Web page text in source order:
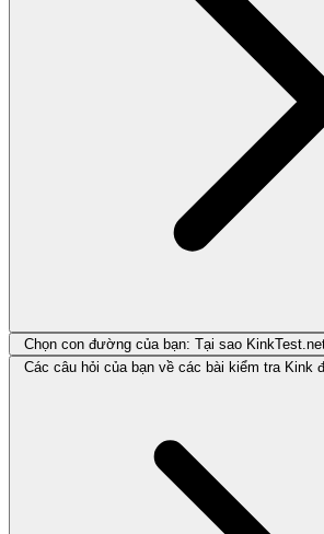
Chọn con đường của bạn: Tại sao
Các câu hỏi của bạn về các bài kiểm tra Kink